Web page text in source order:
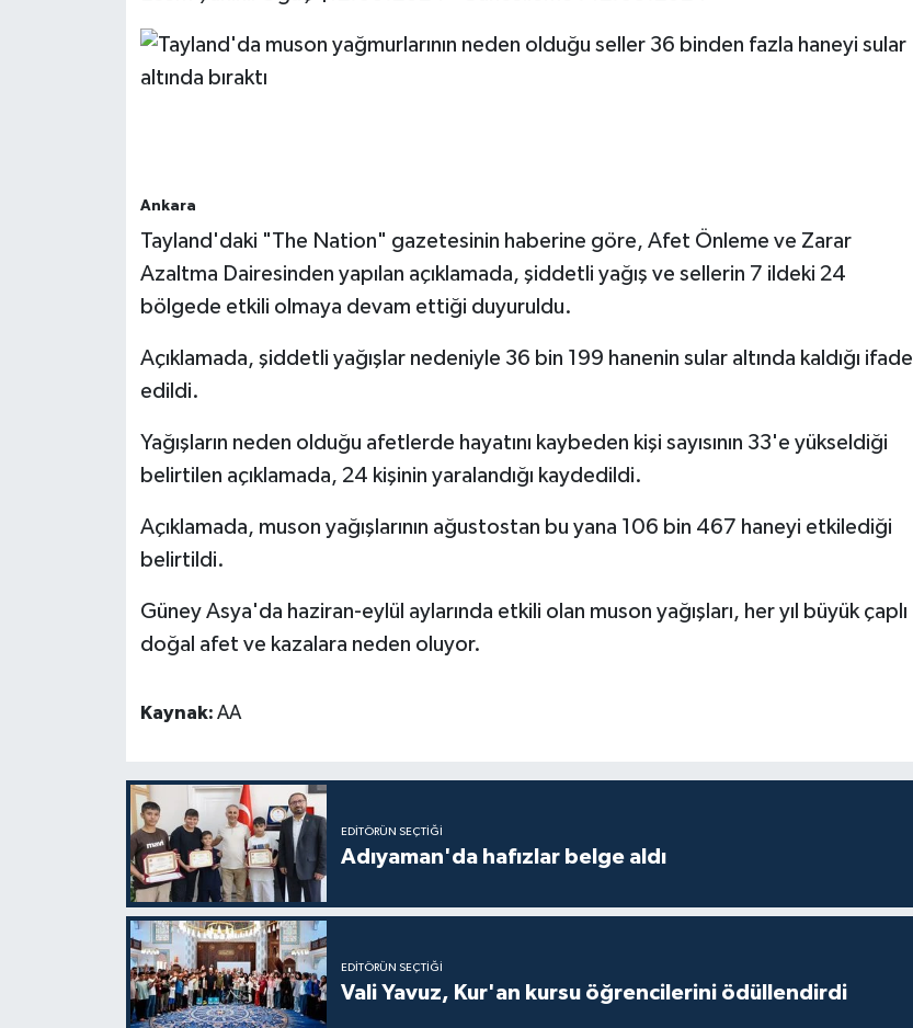
Ankara
Tayland'daki "The Nation" gazetesinin haberine göre, Afet Önleme ve Zarar
Azaltma Dairesinden yapılan açıklamada, şiddetli yağış ve sellerin 7 ildeki 24
bölgede etkili olmaya devam ettiği duyuruldu.
Açıklamada, şiddetli yağışlar nedeniyle 36 bin 199 hanenin sular altında kaldığı ifade
edildi.
Yağışların neden olduğu afetlerde hayatını kaybeden kişi sayısının 33'e yükseldiği
belirtilen açıklamada, 24 kişinin yaralandığı kaydedildi.
Açıklamada, muson yağışlarının ağustostan bu yana 106 bin 467 haneyi etkilediği
belirtildi.
Güney Asya'da haziran-eylül aylarında etkili olan muson yağışları, her yıl büyük çaplı
doğal afet ve kazalara neden oluyor.
Kaynak: AA
EDITÖRÜN SEÇTIĞI
Adıyaman'da hafızlar belge aldı
EDITÖRÜN SEÇTIĞI
Vali Yavuz, Kur'an kursu öğrencilerini ödüllendirdi
Bitlis Müftülüğü
Çanakkale Müftülüğü
Çorum Müftülüğü
Denizli Müftülüğü
Düzce Müftülüğü
Edirne Müftülüğü
Erzincan Müftülüğü
Erzurum Müftülüğü
Eskişehir Müftülüğü
Gaziantep Müftülüğü
Giresun Müftülüğü
Gümüşhane Müftülüğü
Biyografiler
Diyanet TV